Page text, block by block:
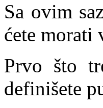
Sa ovim
ćete morati
Prvo što
definišete